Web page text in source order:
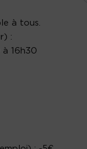
à tous.
:
à 16h30